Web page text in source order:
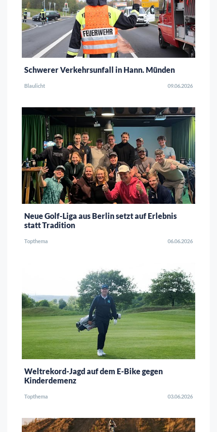
Schwerer Verkehrsunfall in Hann. Münden
Blaulicht 09.06.2026
Neue Golf-Liga aus Berlin setzt auf Erlebnis
statt Tradition
Topthema 06.06.2026
Weltrekord-Jagd auf dem E-Bike gegen
Kinderdemenz
Topthema 03.06.2026